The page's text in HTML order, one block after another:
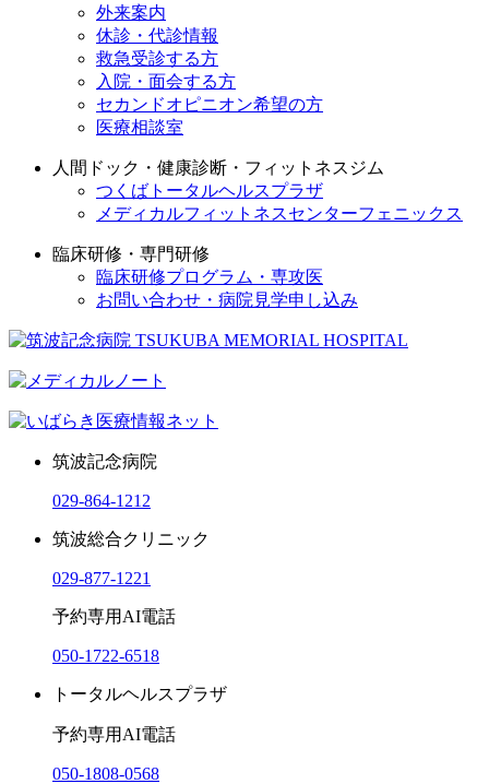
外来案内
休診・代診情報
救急受診する方
入院・面会する方
セカンドオピニオン希望の方
医療相談室
人間ドック・健康診断・フィットネスジム
つくばトータルヘルスプラザ
メディカルフィットネスセンターフェニックス
臨床研修・専門研修
臨床研修プログラム・専攻医
お問い合わせ・病院見学申し込み
筑波記念病院
029-864-1212
筑波総合クリニック
029-877-1221
予約専用AI電話
050-1722-6518
トータルヘルスプラザ
予約専用AI電話
050-1808-0568